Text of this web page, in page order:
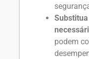
podem